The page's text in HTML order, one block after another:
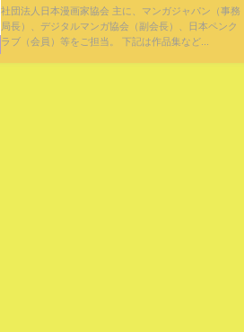
社団法人日本漫画家協会 主に、マンガジャパン（事務
局長）、デジタルマンガ協会（副会長）、日本ペンク
ラブ（会員）等をご担当。 下記は作品集など...